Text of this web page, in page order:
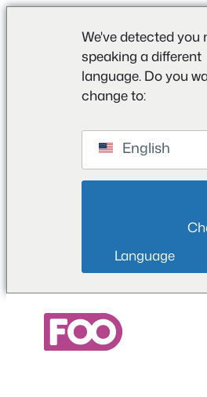
We've detected you
speaking a different
language. Do you
change to:
English
springen